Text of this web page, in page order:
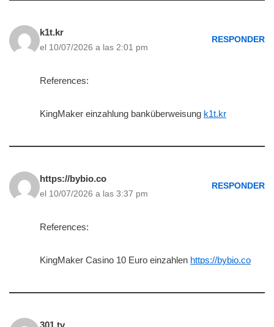
k1t.kr
el 10/07/2026 a las 2:01 pm
RESPONDER
References:
KingMaker einzahlung banküberweisung k1t.kr
https://bybio.co
el 10/07/2026 a las 3:37 pm
RESPONDER
References:
KingMaker Casino 10 Euro einzahlen https://bybio.co
301.tv